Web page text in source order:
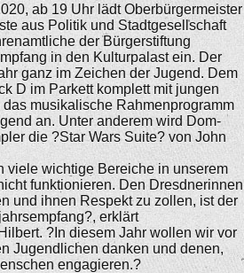
ab 19 Uhr lädt Oberbürgermeister
aus Politik und Stadtgesellschaft
der Bürgerstiftung
in den Kulturpalast ein. Der
ganz im Zeichen der Jugend. Dem
D im Parkett komplett mit jungen
das musikalische Rahmenprogramm
an. Unter anderem wird Dom-
die ?Star Wars Suite? von John
viele wichtige Bereiche in unserem
funktionieren. Den Dresdnerinnen
und ihnen Respekt zu zollen, ist der
erklärt
?In diesem Jahr wollen wir vor
Jugendlichen danken und denen,
engagieren.?